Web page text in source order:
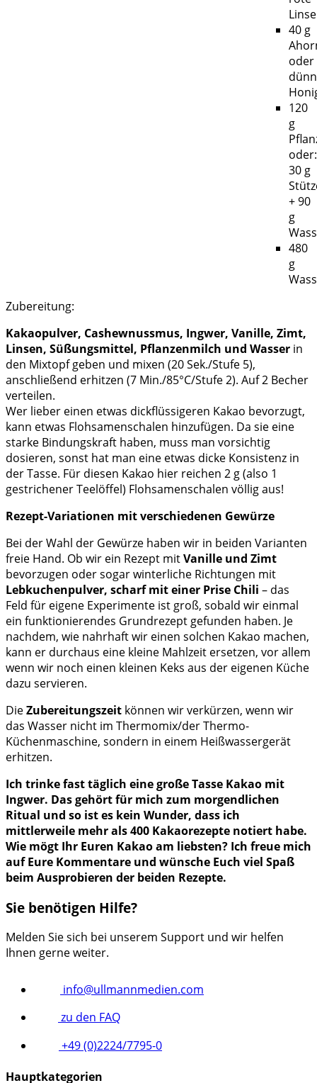
40 g
oder
120
g
oder:
30 g
+ 90
g
480
g
Zubereitung:
Kakaopulver, Cashewnussmus, Ingwer, Vanille, Zimt,
Linsen, Süßungsmittel, Pflanzenmilch und Wasser in
den Mixtopf geben und mixen (20 Sek./Stufe 5),
anschließend erhitzen (7 Min./85°C/Stufe 2). Auf 2 Becher
verteilen.
Wer lieber einen etwas dickflüssigeren Kakao bevorzugt,
kann etwas Flohsamenschalen hinzufügen. Da sie eine
starke Bindungskraft haben, muss man vorsichtig
dosieren, sonst hat man eine etwas dicke Konsistenz in
der Tasse. Für diesen Kakao hier reichen 2 g (also 1
gestrichener Teelöffel) Flohsamenschalen völlig aus!
Rezept-Variationen mit verschiedenen Gewürze
Bei der Wahl der Gewürze haben wir in beiden Varianten
freie Hand. Ob wir ein Rezept mitVanille und Zimt
bevorzugen oder sogar winterliche Richtungen mit
Lebkuchenpulver, scharf mit einer Prise Chili – das
Feld für eigene Experimente ist groß, sobald wir einmal
ein funktionierendes Grundrezept gefunden haben. Je
nachdem, wie nahrhaft wir einen solchen Kakao machen,
kann er durchaus eine kleine Mahlzeit ersetzen, vor allem
wenn wir noch einen kleinen Keks aus der eigenen Küche
dazu servieren.
DieZubereitungszeit können wir verkürzen, wenn wir
das Wasser nicht im Thermomix/der Thermo-
Küchenmaschine, sondern in einem Heißwassergerät
erhitzen.
Ich trinke fast täglich eine große Tasse Kakao mit
Ingwer. Das gehört für mich zum morgendlichen
Ritual und so ist es kein Wunder, dass ich
mittlerweile mehr als 400 Kakaorezepte notiert habe.
Wie mögt Ihr Euren Kakao am liebsten? Ich freue mich
auf Eure Kommentare und wünsche Euch viel Spaß
beim Ausprobieren der beiden Rezepte.
Sie benötigen Hilfe?
Melden Sie sich bei unserem Support und wir helfen
Ihnen gerne weiter.
info@ullmannmedien.com
zu den FAQ
+49 (0)2224/7795-0
Hauptkategorien